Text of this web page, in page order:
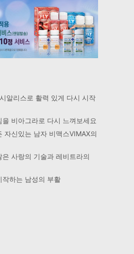
알리스로 활력 있게 다시 시작
을 비아그라로 다시 느껴보세요
자신있는 남자 비맥스VIMAX의
은 사랑의 기술과 레비트라의
작하는 남성의 부활